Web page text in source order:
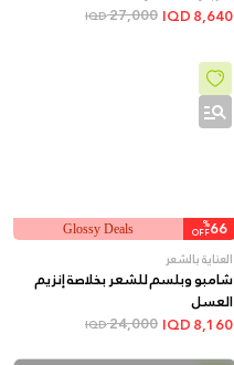
8,640
27,000
IQD
66
%
OFF
Glossy Deals
العناية بالشعر
شامبو وبلسم للشعر بخلاصة إنزيم
العسل
8,160
24,000
IQD